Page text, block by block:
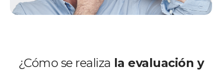
¿Cómo se realiza la evaluación y